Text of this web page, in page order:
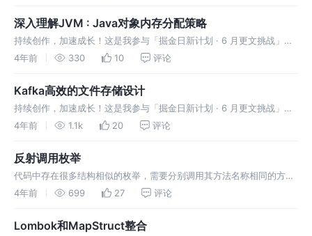
的方
深入理解JVM : Java对象内存分配策略
持续创作，加速成长！这是我参与「掘金日新计划 · 6 月更文挑战」的
第24天，点击查看活动详情 Java技术体系中所提倡的自动内存管理最
给
4年前 330 10 评论
Kafka高效的文件存储设计
持续创作，加速成长！这是我参与「掘金日新计划 · 6 月更文挑战」的
第22天，点击查看活动详情 Kafka深入理解-1：Kafka高效的文件存储
4年前 1.1k 20 评论
反射调用枚举
代码中存在很多结构相似的枚举，需要分别调用其方法名称相同的方
法，所以选择使用反射调用 枚举代码如下： 注意： 枚举实体类的获
4年前 699 27 评论
Lombok和MapStruct整合